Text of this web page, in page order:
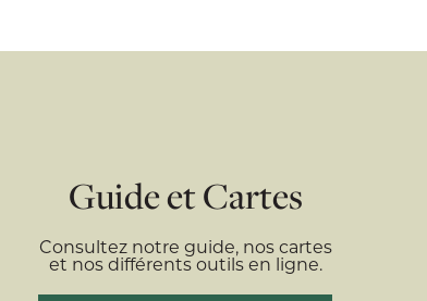
Guide et Cartes
Consultez notre guide, nos cartes
et nos différents outils en ligne.